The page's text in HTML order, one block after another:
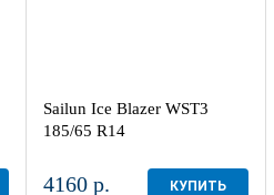
Sailun Ice Blazer WST3
185/65 R14
4160 р. КУПИТЬ